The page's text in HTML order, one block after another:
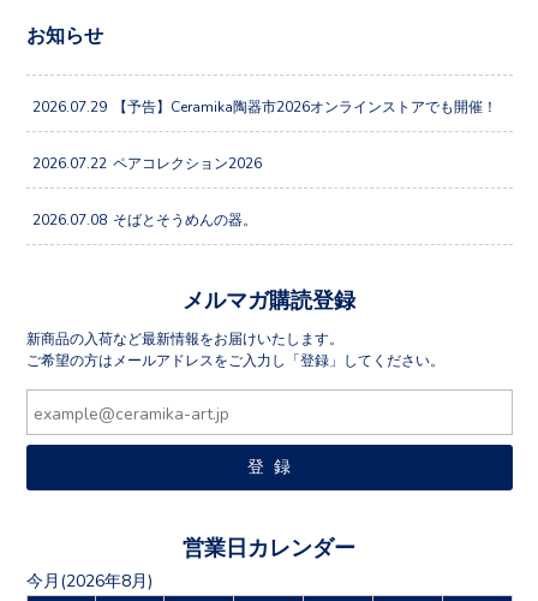
お知らせ
2026.07.29 【予告】Ceramika陶器市2026オンラインストアでも開催！
2026.07.22 ペアコレクション2026
2026.07.08 そばとそうめんの器。
メルマガ購読登録
新商品の入荷など最新情報をお届けいたします。
ご希望の方はメールアドレスをご入力し「登録」してください。
営業日カレンダー
今月(2026年8月)